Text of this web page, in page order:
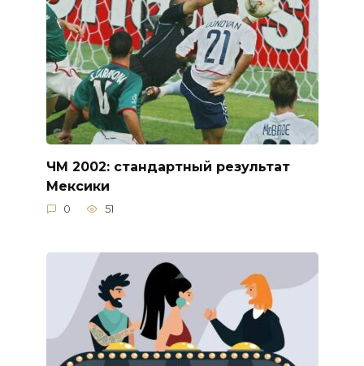
ЧМ 2002: стандартный результат
Мексики
0 51